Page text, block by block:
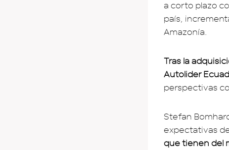
a corto plazo
país,
Amazonía.
Tras la
Autolider
perspectivas
Stefan
expectativas
que tienen del